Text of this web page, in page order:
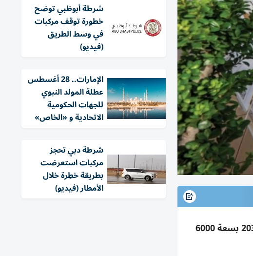
خالد بن محمد يشهد إطلاق «دار الفنون أبوظبي» بالسعديات؛ صرح موسيقي وفنون أدائية يفتتح 2030 بسعة 6000
شرطة أبوظبي توضح
خطورة توقف مركبات
في وسط الطريق
(فيديو)
الإمارات.. 28 أغسطس
عطلة المولد النبوي
للجهات الحكومية
الاتحادية و «الخاص»
شرطة دبي تحجز
مركبات استعرضت
بطريقة خطِرة خلال
الأمطار (فيديو)